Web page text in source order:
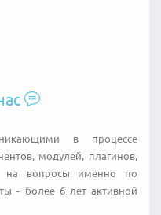
в процессе
модулей, плагинов,
на вопросы именно по
- более 6 лет активной